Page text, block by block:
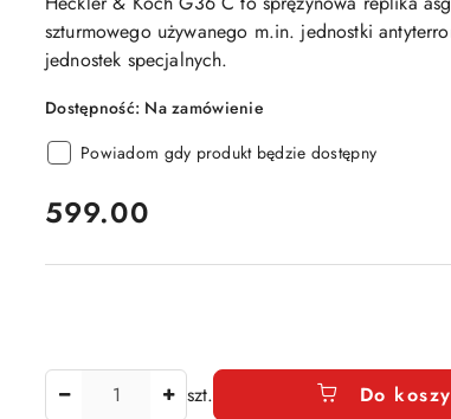
szturmowego używanego m.in. jednostki
jednostek specjalnych.
Dostępność: Na zamówienie
Powiadom gdy produkt będzie dostępny
cena:
599.00
szt. Do